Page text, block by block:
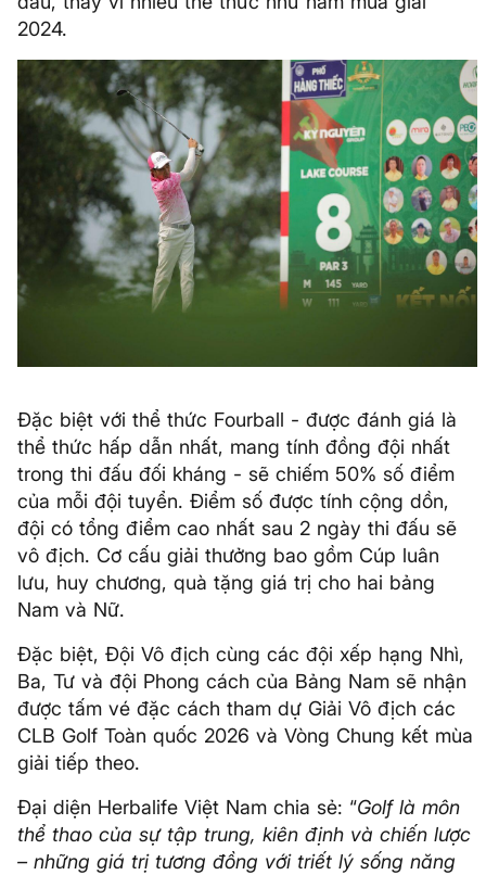
2024.
Đặc biệt với thể thức Fourball - được đánh giá là
thể thức hấp dẫn nhất, mang tính đồng đội nhất
trong thi đấu đối kháng - sẽ chiếm 50% số điểm
của mỗi đội tuyển. Điểm số được tính cộng dồn,
đội có tổng điểm cao nhất sau 2 ngày thi đấu sẽ
vô địch. Cơ cấu giải thưởng bao gồm Cúp luân
lưu, huy chương, quà tặng giá trị cho hai bảng
Nam và Nữ.
Đặc biệt, Đội Vô địch cùng các đội xếp hạng Nhì,
Ba, Tư và đội Phong cách của Bảng Nam sẽ nhận
được tấm vé đặc cách tham dự Giải Vô địch các
CLB Golf Toàn quốc 2026 và Vòng Chung kết mùa
giải tiếp theo.
Đại diện Herbalife Việt Nam chia sẻ: “Golf là môn
thể thao của sự tập trung, kiên định và chiến lược
– những giá trị tương đồng với triết lý sống năng